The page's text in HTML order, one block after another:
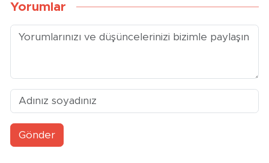
Yorumlar
Gönder